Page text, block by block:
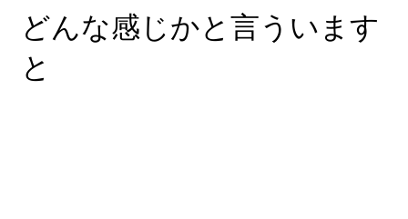
どんな感じかと言ういます
と